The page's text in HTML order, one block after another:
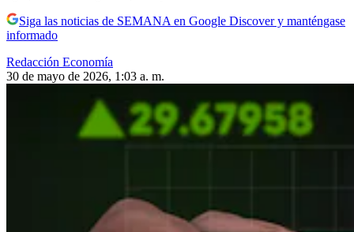
Siga las noticias de SEMANA en Google Discover y manténgase
informado
Redacción Economía
30 de mayo de 2026, 1:03 a. m.